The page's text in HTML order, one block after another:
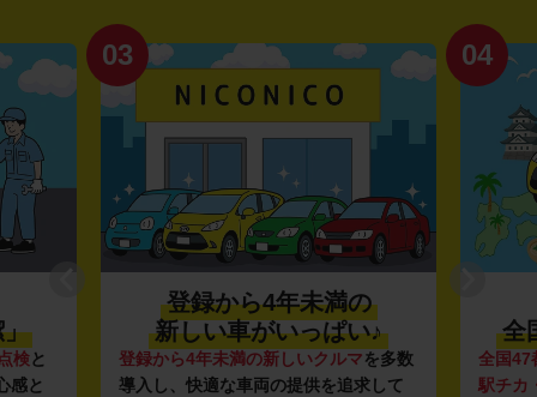
」
検と
感と
03
登録から4年未満の
新しい車がいっぱい♪
登録から4年未満の新しいクルマを多数
導入し、快適な車両の提供を追求して
04
全
全国47
駅チカ